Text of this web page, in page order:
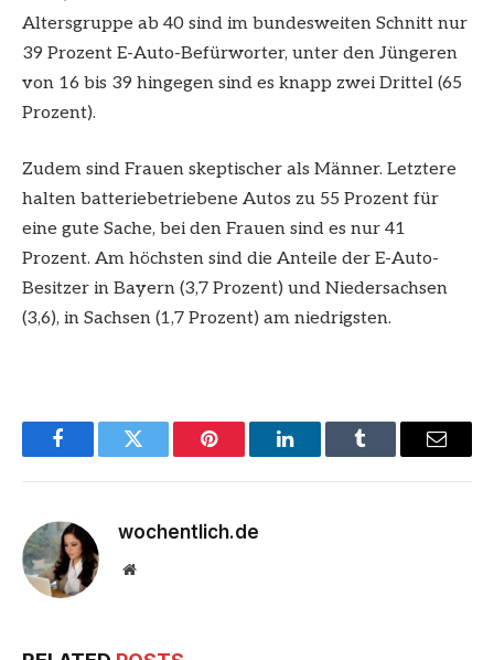
Altersgruppe ab 40 sind im bundesweiten Schnitt nur
39 Prozent E-Auto-Befürworter, unter den Jüngeren
von 16 bis 39 hingegen sind es knapp zwei Drittel (65
Prozent).
Zudem sind Frauen skeptischer als Männer. Letztere
halten batteriebetriebene Autos zu 55 Prozent für
eine gute Sache, bei den Frauen sind es nur 41
Prozent. Am höchsten sind die Anteile der E-Auto-
Besitzer in Bayern (3,7 Prozent) und Niedersachsen
(3,6), in Sachsen (1,7 Prozent) am niedrigsten.
FacebookTwitter Pinterest LinkedInTumblr Email
wochentlich.de
Website